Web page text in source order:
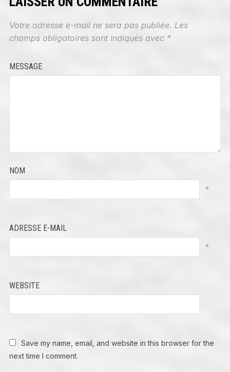
Votre adresse e-mail ne sera pas publiée. Les
champs obligatoires sont indiqués avec *
MESSAGE
NOM
*
ADRESSE E-MAIL
*
WEBSITE
Save my name, email, and website in this browser for the
next time I comment.